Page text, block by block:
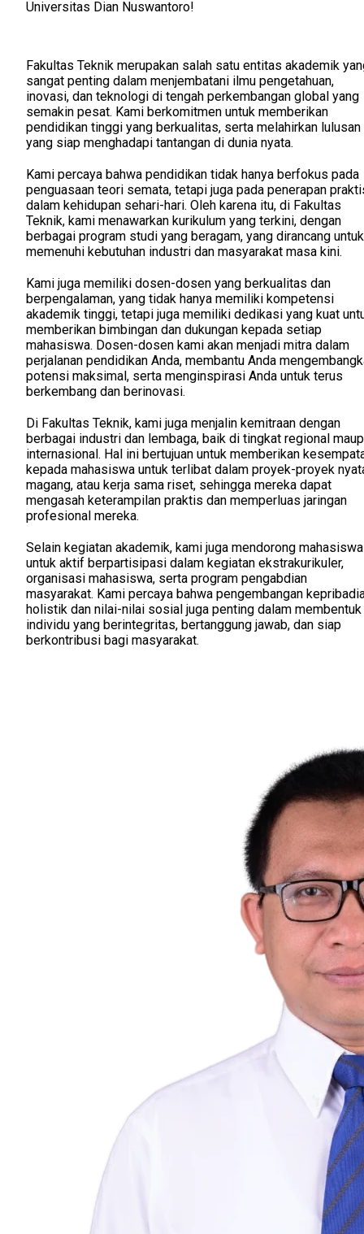
Universitas Dian Nuswantoro!
Fakultas Teknik merupakan salah satu entitas akademik
sangat penting dalam menjembatani ilmu pengetahuan,
inovasi, dan teknologi di tengah perkembangan global yang
semakin pesat. Kami berkomitmen untuk memberikan
pendidikan tinggi yang berkualitas, serta melahirkan lulusan
yang siap menghadapi tantangan di dunia nyata.
Kami percaya bahwa pendidikan tidak hanya berfokus pada
penguasaan teori semata, tetapi juga pada penerapan
dalam kehidupan sehari-hari. Oleh karena itu, di Fakultas
Teknik, kami menawarkan kurikulum yang terkini, dengan
berbagai program studi yang beragam, yang dirancang untuk
memenuhi kebutuhan industri dan masyarakat masa kini.
Kami juga memiliki dosen-dosen yang berkualitas dan
berpengalaman, yang tidak hanya memiliki kompetensi
akademik tinggi, tetapi juga memiliki dedikasi yang kuat
memberikan bimbingan dan dukungan kepada setiap
mahasiswa. Dosen-dosen kami akan menjadi mitra dalam
perjalanan pendidikan Anda, membantu Anda
potensi maksimal, serta menginspirasi Anda untuk terus
berkembang dan berinovasi.
Di Fakultas Teknik, kami juga menjalin kemitraan dengan
berbagai industri dan lembaga, baik di tingkat regional
internasional. Hal ini bertujuan untuk memberikan
kepada mahasiswa untuk terlibat dalam proyek-proyek
magang, atau kerja sama riset, sehingga mereka dapat
mengasah keterampilan praktis dan memperluas jaringan
profesional mereka.
Selain kegiatan akademik, kami juga mendorong mahasiswa
untuk aktif berpartisipasi dalam kegiatan ekstrakurikuler,
organisasi mahasiswa, serta program pengabdian
masyarakat. Kami percaya bahwa pengembangan
holistik dan nilai-nilai sosial juga penting dalam membentuk
individu yang berintegritas, bertanggung jawab, dan siap
berkontribusi bagi masyarakat.